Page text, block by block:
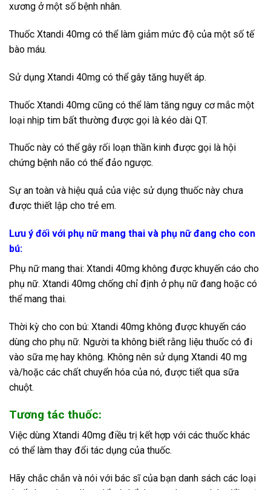
xương ở một số bệnh nhân.
Thuốc Xtandi 40mg có thể làm giảm mức độ của một số tế
bào máu.
Sử dụng Xtandi 40mg có thể gây tăng huyết áp.
Thuốc Xtandi 40mg cũng có thể làm tăng nguy cơ mắc một
loại nhịp tim bất thường được gọi là kéo dài QT.
Thuốc này có thể gây rối loạn thần kinh được gọi là hội
chứng bệnh não có thể đảo ngược.
Sự an toàn và hiệu quả của việc sử dụng thuốc này chưa
được thiết lập cho trẻ em.
Lưu ý đối với phụ nữ mang thai và phụ nữ đang cho con
bú:
Phụ nữ mang thai: Xtandi 40mg không được khuyến cáo cho
phụ nữ. Xtandi 40mg chống chỉ định ở phụ nữ đang hoặc có
thể mang thai.
Thời kỳ cho con bú: Xtandi 40mg không được khuyến cáo
dùng cho phụ nữ. Người ta không biết rằng liệu thuốc có đi
vào sữa mẹ hay không. Không nên sử dụng Xtandi 40 mg
và/hoặc các chất chuyển hóa của nó, được tiết qua sữa
chuột.
Tương tác thuốc:
Việc dùng Xtandi 40mg điều trị kết hợp với các thuốc khác
có thể làm thay đổi tác dụng của thuốc.
Hãy chắc chắn và nói với bác sĩ của bạn danh sách các loại